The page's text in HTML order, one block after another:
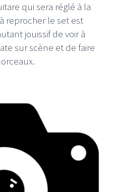
qui sera réglé à la
reprocher le set est
jouissif de voir à
sur scène et de faire